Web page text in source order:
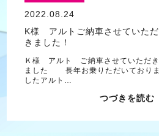
2022.08.24
K様 アルトご納車させていただ
きました！
Ｋ様 アルト ご納車させていただき
ました 長年お乗りただいておりま
したアルト…
つづきを読む